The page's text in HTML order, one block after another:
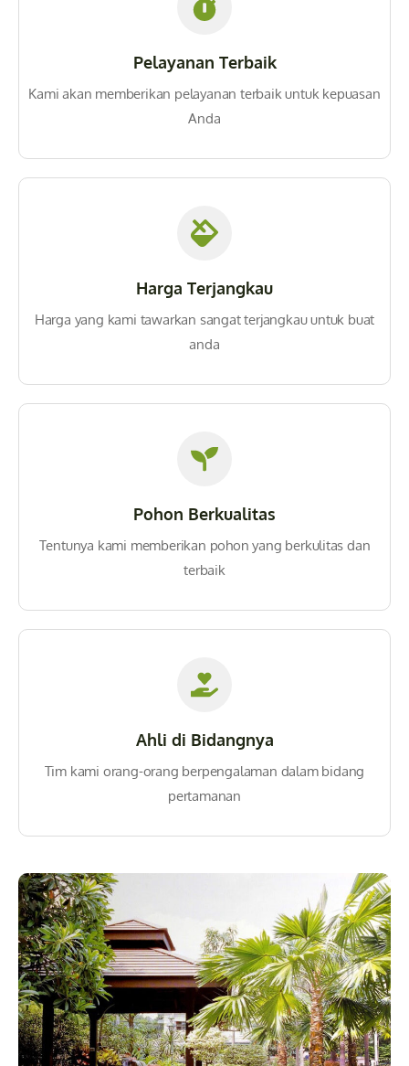
Pelayanan Terbaik
Kami akan memberikan pelayanan terbaik untuk kepuasan
Anda
Harga Terjangkau
Harga yang kami tawarkan sangat terjangkau untuk buat
anda
Pohon Berkualitas
Tentunya kami memberikan pohon yang berkulitas dan
terbaik
Ahli di Bidangnya
Tim kami orang-orang berpengalaman dalam bidang
pertamanan